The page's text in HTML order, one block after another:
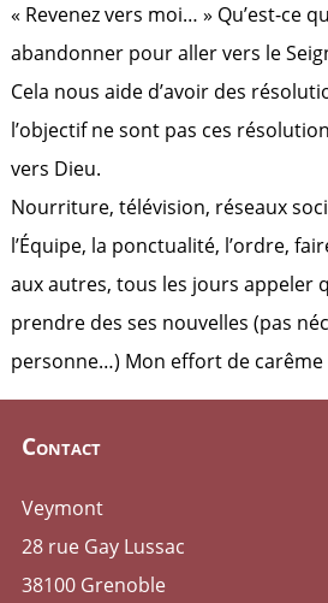
« Revenez vers moi… » Qu’est-ce
abandonner pour aller vers le
Cela nous aide d’avoir des
l’objectif ne sont pas ces
vers Dieu.
Nourriture, télévision, réseaux
l’Équipe, la ponctualité, l’ordre,
aux autres, tous les jours appeler
prendre des ses nouvelles (pas
personne…) Mon effort de carême
Contact
Veymont
28 rue Gay Lussac
38100 Grenoble